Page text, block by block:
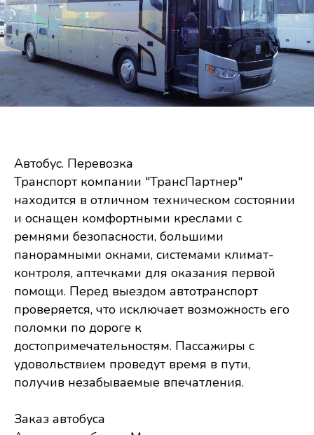
Автобус. Перевозка
Транспорт компании "ТрансПартнер"
находится в отличном техническом состоянии
и оснащен комфортными креслами с
ремнями безопасности, большими
панорамными окнами, системами климат-
контроля, аптечками для оказания первой
помощи. Перед выездом автотранспорт
проверяется, что исключает возможность его
поломки по дороге к
достопримечательностям. Пассажиры с
удовольствием проведут время в пути,
получив незабываемые впечатления.
Заказ автобуса